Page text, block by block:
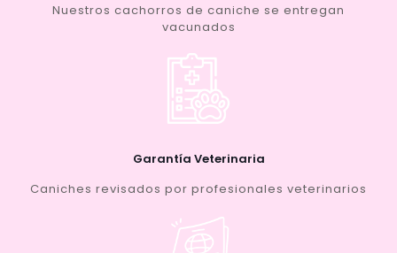
Nuestros cachorros de caniche se entregan
vacunados
Garantía Veterinaria
Caniches revisados por profesionales veterinarios